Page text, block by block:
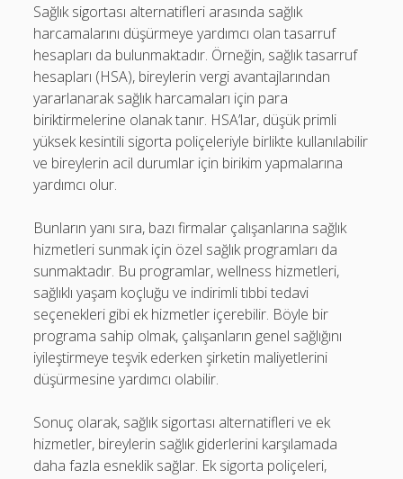
Sağlık sigortası alternatifleri arasında sağlık
harcamalarını düşürmeye yardımcı olan tasarruf
hesapları da bulunmaktadır. Örneğin, sağlık tasarruf
hesapları (HSA), bireylerin vergi avantajlarından
yararlanarak sağlık harcamaları için para
biriktirmelerine olanak tanır. HSA’lar, düşük primli
yüksek kesintili sigorta poliçeleriyle birlikte kullanılabilir
ve bireylerin acil durumlar için birikim yapmalarına
yardımcı olur.
Bunların yanı sıra, bazı firmalar çalışanlarına sağlık
hizmetleri sunmak için özel sağlık programları da
sunmaktadır. Bu programlar, wellness hizmetleri,
sağlıklı yaşam koçluğu ve indirimli tıbbi tedavi
seçenekleri gibi ek hizmetler içerebilir. Böyle bir
programa sahip olmak, çalışanların genel sağlığını
iyileştirmeye teşvik ederken şirketin maliyetlerini
düşürmesine yardımcı olabilir.
Sonuç olarak, sağlık sigortası alternatifleri ve ek
hizmetler, bireylerin sağlık giderlerini karşılamada
daha fazla esneklik sağlar. Ek sigorta poliçeleri,